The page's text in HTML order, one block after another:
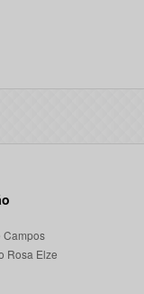
Campos
Rosa Elze